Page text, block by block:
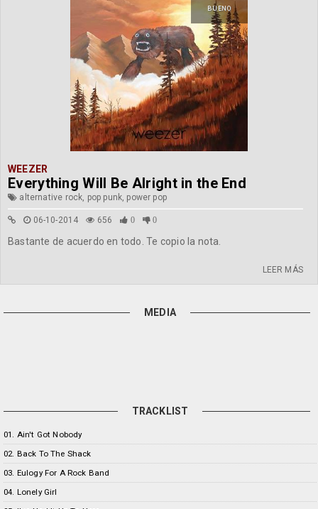
BUENO
WEEZER
Everything Will Be Alright in the End
alternative rock, pop punk, power pop
06-10-2014 656 0 0
Bastante de acuerdo en todo. Te copio la nota.
LEER MÁS
MEDIA
TRACKLIST
01. Ain't Got Nobody
02. Back To The Shack
03. Eulogy For A Rock Band
04. Lonely Girl